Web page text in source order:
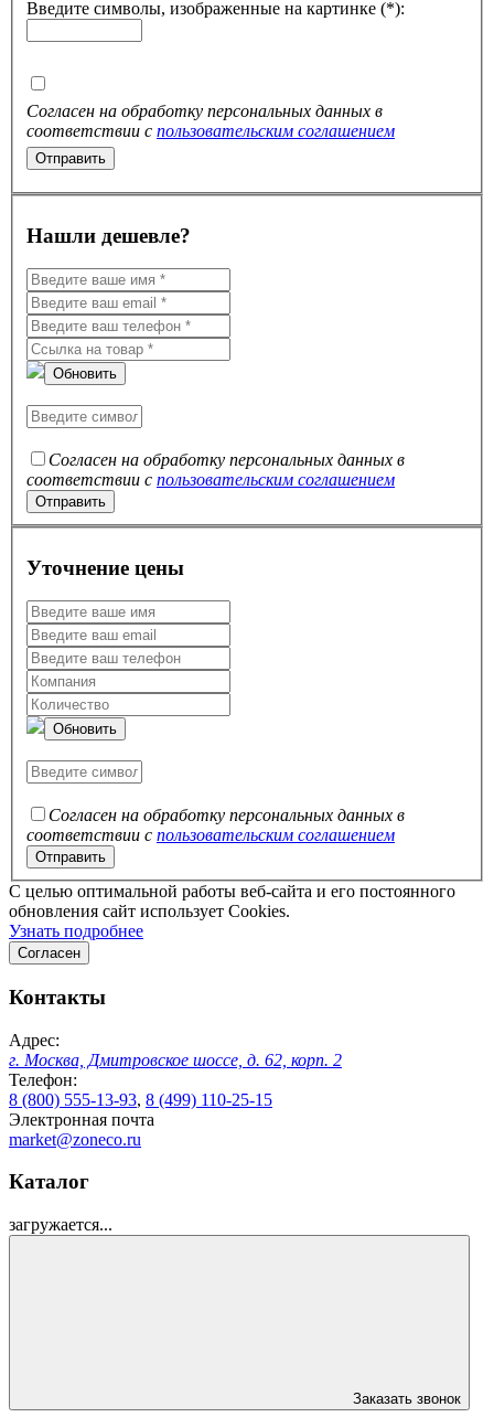
Введите символы, изображенные на картинке (*):
Согласен на обработку персональных данных в
соответствии с пользовательским соглашением
Нашли дешевле?
Обновить
Согласен на обработку персональных данных в
соответствии с пользовательским соглашением
Уточнение цены
Обновить
Согласен на обработку персональных данных в
соответствии с пользовательским соглашением
C целью оптимальной работы веб-сайта и его постоянного
обновления сайт использует Cookies.
Узнать подробнее
Согласен
Контакты
Адрес:
г. Москва, Дмитровское шоссе, д. 62, корп. 2
Телефон:
8 (800) 555-13-93, 8 (499) 110-25-15
Электронная почта
market@zoneco.ru
Каталог
загружается...
Заказать звонок